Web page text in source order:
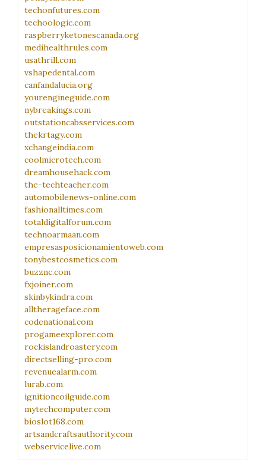
techonfutures.com
techoologic.com
raspberryketonescanada.org
medihealthrules.com
usathrill.com
vshapedental.com
canfandalucia.org
yourengineguide.com
nybreakings.com
outstationcabsservices.com
thekrtagy.com
xchangeindia.com
coolmicrotech.com
dreamhousehack.com
the-techteacher.com
automobilenews-online.com
fashionalltimes.com
totaldigitalforum.com
technoarmaan.com
empresasposicionamientoweb.com
tonybestcosmetics.com
buzznc.com
fxjoiner.com
skinbykindra.com
alltherageface.com
codenational.com
progameexplorer.com
rockislandroastery.com
directselling-pro.com
revenuealarm.com
lurab.com
ignitioncoilguide.com
mytechcomputer.com
bioslot168.com
artsandcraftsauthority.com
webservicelive.com